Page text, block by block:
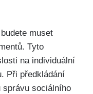
muset
Tyto
na individuální
Při předkládání
správu sociálního